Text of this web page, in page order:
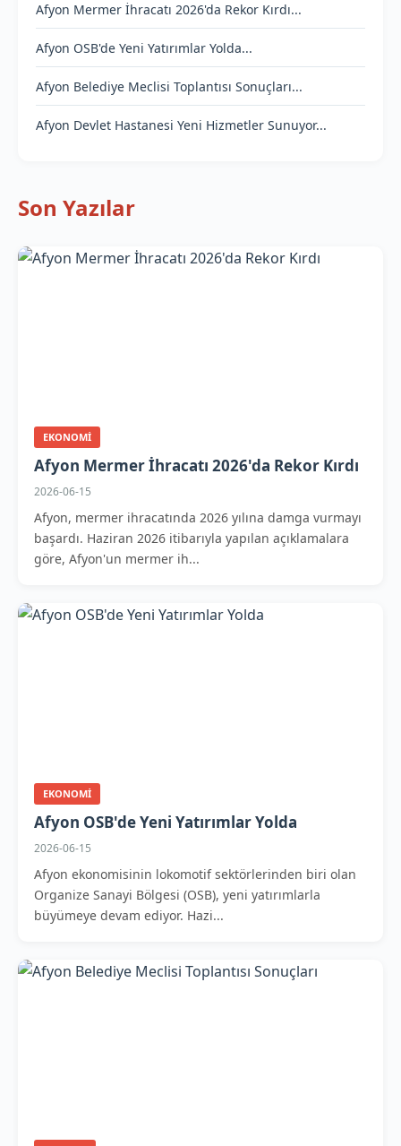
Afyon Mermer İhracatı 2026'da Rekor Kırdı...
Afyon OSB'de Yeni Yatırımlar Yolda...
Afyon Belediye Meclisi Toplantısı Sonuçları...
Afyon Devlet Hastanesi Yeni Hizmetler Sunuyor...
Son Yazılar
EKONOMI
Afyon Mermer İhracatı 2026'da Rekor Kırdı
2026-06-15
Afyon, mermer ihracatında 2026 yılına damga vurmayı
başardı. Haziran 2026 itibarıyla yapılan açıklamalara
göre, Afyon'un mermer ih...
EKONOMI
Afyon OSB'de Yeni Yatırımlar Yolda
2026-06-15
Afyon ekonomisinin lokomotif sektörlerinden biri olan
Organize Sanayi Bölgesi (OSB), yeni yatırımlarla
büyümeye devam ediyor. Hazi...